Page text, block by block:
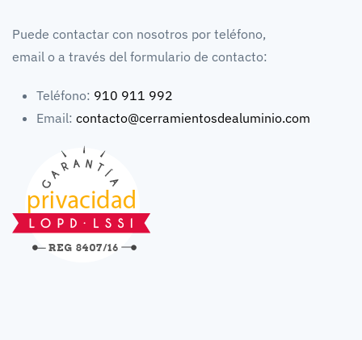
Puede contactar con nosotros por teléfono,
email o a través del formulario de contacto:
Teléfono: 910 911 992
Email: contacto@cerramientosdealuminio.com